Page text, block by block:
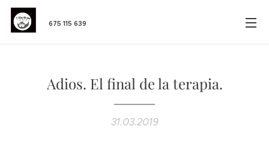
675 115 639
Adios. El final de la terapia.
31.03.2019